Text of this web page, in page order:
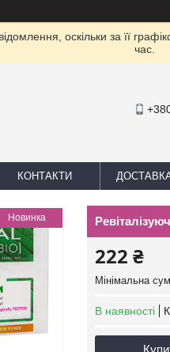
оскільки за її
час.
КОНТАКТИ
Новинка
222 ₴
Мінімальна
В наявності